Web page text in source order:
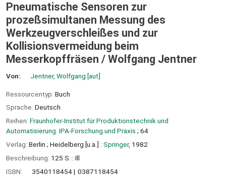
Pneumatische Sensoren zur
prozeßsimultanen Messung des
Werkzeugverschleißes und zur
Kollisionsvermeidung beim
Messerkopffräsen / Wolfgang Jentner
Von: Jentner, Wolfgang [aut]
Ressourcentyp: Buch
Sprache: Deutsch
Reihen: Fraunhofer-Institut für Produktionstechnik und
Automatisierung. IPA-Forschung und Praxis ; 64
Verlag: Berlin ; Heidelberg [u.a.] : Springer, 1982
Beschreibung: 125 S. : Ill
ISBN:
3540118454
0387118454